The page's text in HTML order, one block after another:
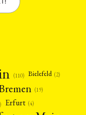
(110) Bielefeld (2)
(19)
Erfurt (4)